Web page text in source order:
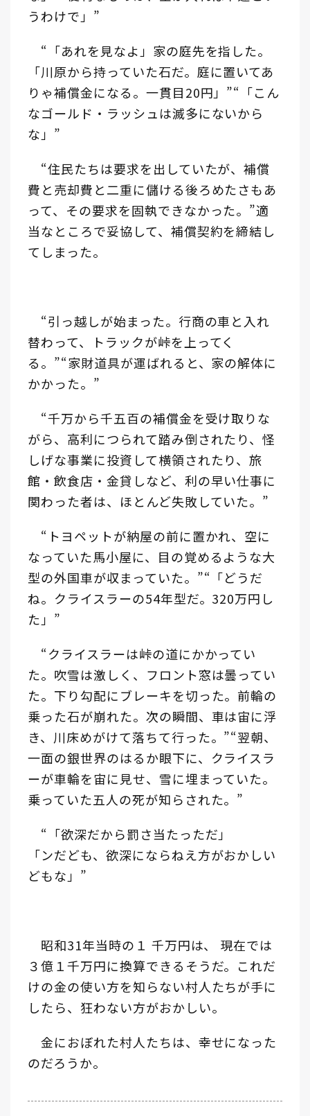
うわけで」”
“「あれを見なよ」家の庭先を指した。
「川原から持っていた石だ。庭に置いてあ
りゃ補償金になる。一貫目20円」”“「こん
なゴールド・ラッシュは滅多にないから
な」”
“住民たちは要求を出していたが、補償
費と売却費と二重に儲ける後ろめたさもあ
って、その要求を固執できなかった。”適
当なところで妥協して、補償契約を締結し
てしまった。
“引っ越しが始まった。行商の車と入れ
替わって、トラックが峠を上ってく
る。”“家財道具が運ばれると、家の解体に
かかった。”
“千万から千五百の補償金を受け取りな
がら、高利につられて踏み倒されたり、怪
しげな事業に投資して横領されたり、旅
館・飲食店・金貸しなど、利の早い仕事に
関わった者は、ほとんど失敗していた。”
“トヨペットが納屋の前に置かれ、空に
なっていた馬小屋に、目の覚めるような大
型の外国車が収まっていた。”“「どうだ
ね。クライスラーの54年型だ。320万円し
た」”
“クライスラーは峠の道にかかってい
た。吹雪は激しく、フロント窓は曇ってい
た。下り勾配にブレーキを切った。前輪の
乗った石が崩れた。次の瞬間、車は宙に浮
き、川床めがけて落ちて行った。”“翌朝、
一面の銀世界のはるか眼下に、クライスラ
ーが車輪を宙に見せ、雪に埋まっていた。
乗っていた五人の死が知らされた。”
“「欲深だから罰さ当たっただ」
「ンだども、欲深にならねえ方がおかしい
どもな」”
昭和31年当時の１ 千万円は、 現在では
３億１千万円に換算できるそうだ。これだ
けの金の使い方を知らない村人たちが手に
したら、狂わない方がおかしい。
金におぼれた村人たちは、幸せになった
のだろうか。